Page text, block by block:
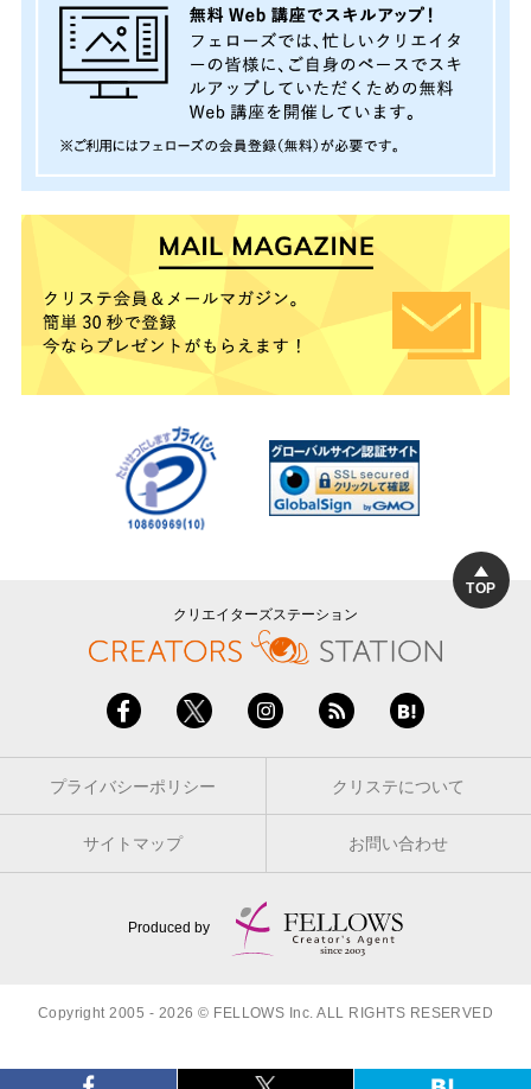
TOP
クリエイターズステーション
プライバシーポリシー クリステについて
サイトマップ お問い合わせ
Produced by
Copyright 2005 - 2026 © FELLOWS Inc. ALL RIGHTS RESERVED